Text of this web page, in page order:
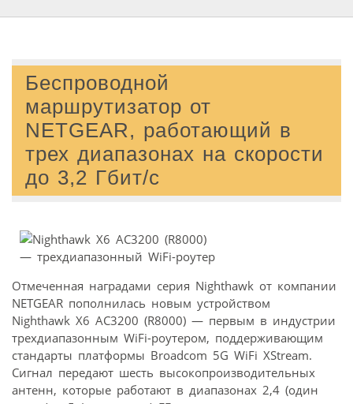
Беспроводной
маршрутизатор от
NETGEAR, работающий в
трех диапазонах на скорости
до 3,2 Гбит/с
Отмеченная наградами серия Nighthawk от компании
NETGEAR пополнилась новым устройством
Nighthawk X6 AC3200 (R8000) — первым в индустрии
трехдиапазонным WiFi-роутером, поддерживающим
стандарты платформы Broadcom 5G WiFi XStream.
Сигнал передают шесть высокопроизводительных
антенн, которые работают в диапазонах 2,4 (один